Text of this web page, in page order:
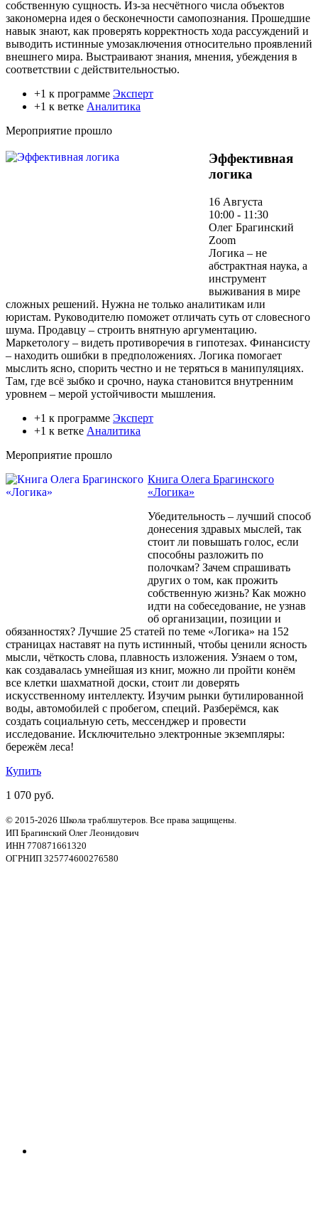
собственную сущность. Из-за несчётного числа объектов
закономерна идея о бесконечности самопознания. Прошедшие
навык знают, как проверять корректность хода рассуждений и
выводить истинные умозаключения относительно проявлений
внешнего мира. Выстраивают знания, мнения, убеждения в
соответствии с действительностью.
+1 к программе Эксперт
+1 к ветке Аналитика
Мероприятие прошло
Эффективная
логика
16 Августа
10:00 - 11:30
Олег Брагинский
Zoom
Логика – не
абстрактная наука, а
инструмент
выживания в мире
сложных решений. Нужна не только аналитикам или
юристам. Руководителю поможет отличать суть от словесного
шума. Продавцу – строить внятную аргументацию.
Маркетологу – видеть противоречия в гипотезах. Финансисту
– находить ошибки в предположениях. Логика помогает
мыслить ясно, спорить честно и не теряться в манипуляциях.
Там, где всё зыбко и срочно, наука становится внутренним
уровнем – мерой устойчивости мышления.
+1 к программе Эксперт
+1 к ветке Аналитика
Мероприятие прошло
Книга Олега Брагинского
«Логика»
Убедительность – лучший способ
донесения здравых мыслей, так
стоит ли повышать голос, если
способны разложить по
полочкам? Зачем спрашивать
других о том, как прожить
собственную жизнь? Как можно
идти на собеседование, не узнав
об организации, позиции и
обязанностях? Лучшие 25 статей по теме «Логика» на 152
страницах наставят на путь истинный, чтобы ценили ясность
мысли, чёткость слова, плавность изложения. Узнаем о том,
как создавалась умнейшая из книг, можно ли пройти конём
все клетки шахматной доски, стоит ли доверять
искусственному интеллекту. Изучим рынки бутилированной
воды, автомобилей с пробегом, специй. Разберёмся, как
создать социальную сеть, мессенджер и провести
исследование. Исключительно электронные экземпляры:
бережём леса!
Купить
1 070 руб.
© 2015-2026 Школа траблшутеров. Все права защищены.
ИП Брагинский Олег Леонидович
ИНН 770871661320
ОГРНИП 325774600276580